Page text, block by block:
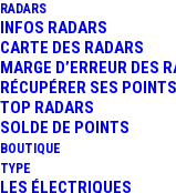
RADARS
INFOS RADARS
CARTE DES RADARS
MARGE D’ERREUR DES
RÉCUPÉRER SES POINTS
TOP RADARS
SOLDE DE POINTS
BOUTIQUE
TYPE
LES ÉLECTRIQUES
20 décembre 2019